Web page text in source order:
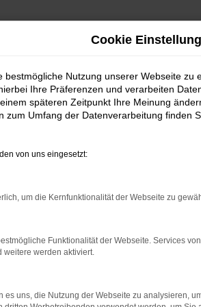
bestimmter Seiten verhindern.
beheben.
auf dem neuesten Stand sind.
kann auch dazu führen, dass
Cookie
bestmögliche Nutzung unserer Webseite
Ihre Präferenzen und verarbeiten
späteren Zeitpunkt Ihre Meinung
zum Umfang der Datenverarbeitung finden
von uns eingesetzt:
um die Kernfunktionalität der Webseite zu
Funktionalität der Webseite. Services
weitere werden aktiviert.
es uns, die Nutzung der Webseite zu analysieren,